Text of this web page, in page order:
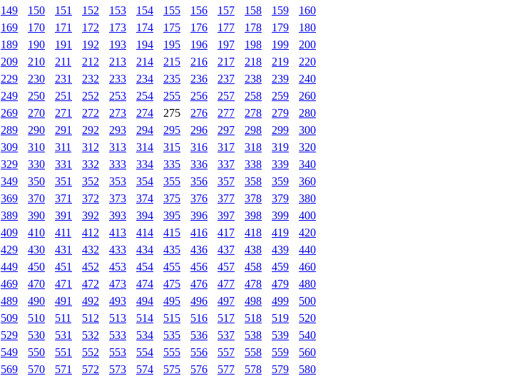
149 150 151 152 153 154 155 156 157 158 159
160
169 170 171 172 173 174 175 176 177 178 179
180
189 190 191 192 193 194 195 196 197 198 199
200
209 210 211 212 213 214 215 216 217 218 219
220
229 230 231 232 233 234 235 236 237 238 239
240
249 250 251 252 253 254 255 256 257 258 259
260
269 270 271 272 273 274 275 276 277 278 279
280
289 290 291 292 293 294 295 296 297 298 299
300
309 310 311 312 313 314 315 316 317 318 319
320
329 330 331 332 333 334 335 336 337 338 339
340
349 350 351 352 353 354 355 356 357 358 359
360
369 370 371 372 373 374 375 376 377 378 379
380
389 390 391 392 393 394 395 396 397 398 399
400
409 410 411 412 413 414 415 416 417 418 419
420
429 430 431 432 433 434 435 436 437 438 439
440
449 450 451 452 453 454 455 456 457 458 459
460
469 470 471 472 473 474 475 476 477 478 479
480
489 490 491 492 493 494 495 496 497 498 499
500
509 510 511 512 513 514 515 516 517 518 519
520
529 530 531 532 533 534 535 536 537 538 539
540
549 550 551 552 553 554 555 556 557 558 559
560
569 570 571 572 573 574 575 576 577 578 579
580